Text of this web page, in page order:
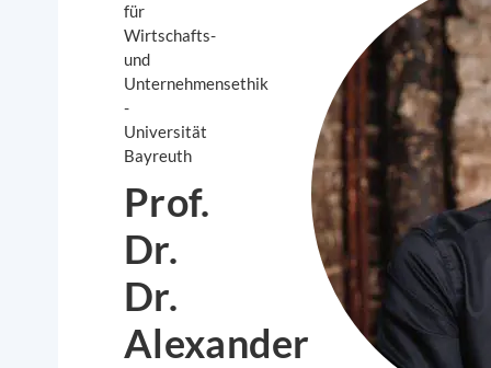
für
Wirtschafts-
und
Unternehmensethik
-
Universität
Bayreuth
Prof.
Dr.
Dr.
Alexander